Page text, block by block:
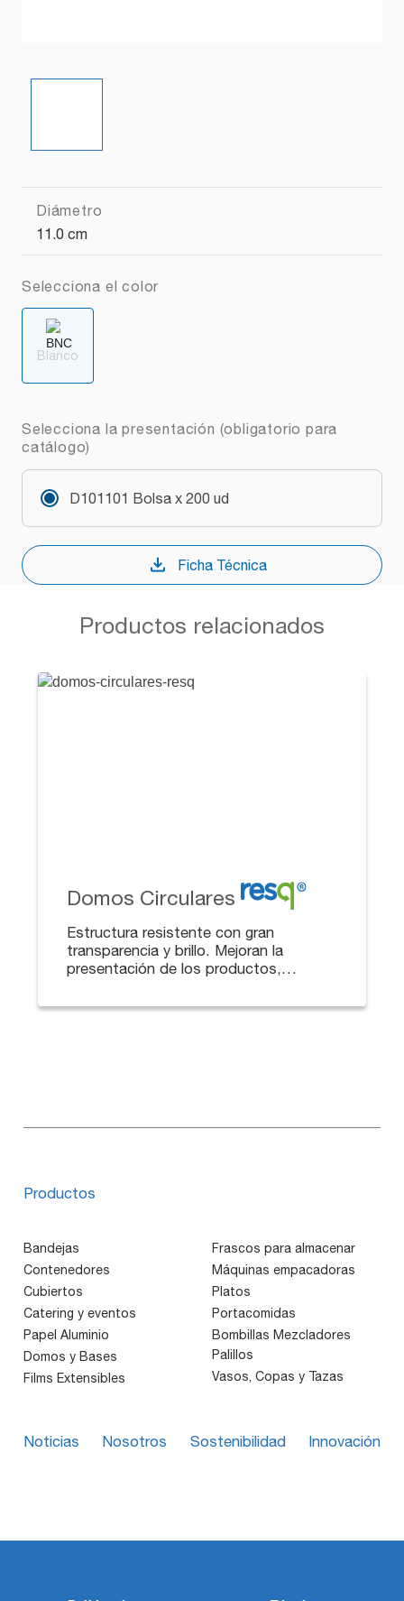
Diámetro
11.0 cm
Selecciona el color
Blanco
Selecciona la presentación (obligatorio para
catálogo)
D101101 Bolsa x 200 ud
Ficha Técnica
Productos relacionados
Domos Circulares
Estructura resistente con gran
transparencia y brillo. Mejoran la
presentación de los productos,
frescura.
Productos
Bandejas
Contenedores
Cubiertos
Catering y eventos
Papel Aluminio
Domos y Bases
Films Extensibles
Frascos para almacenar
Máquinas empacadoras
Platos
Portacomidas
Bombillas Mezcladores
Palillos
Vasos, Copas y Tazas
Noticias Nosotros Sostenibilidad Innovación